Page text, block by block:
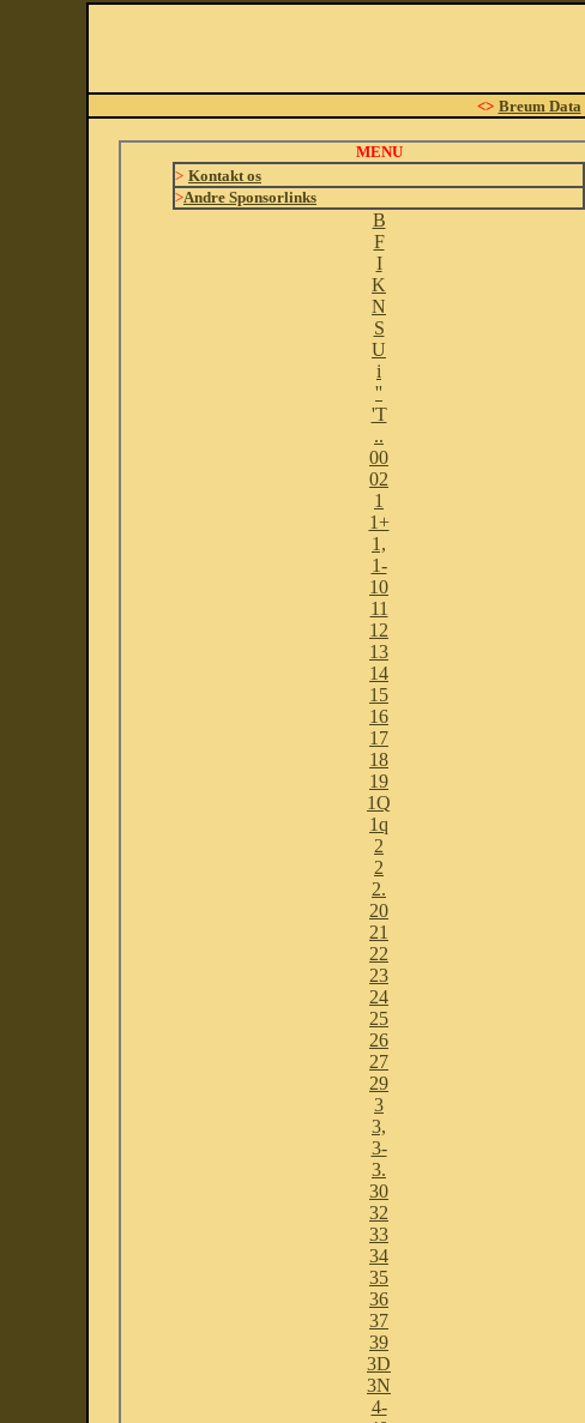
<> Breum Data
MENU
> Kontakt os
>Andre Sponsorlinks
B
F
I
K
N
S
U
i
''
'T
..
00
02
1
1+
1,
1-
10
11
12
13
14
15
16
17
18
19
1Q
1q
2
2
2.
20
21
22
23
24
25
26
27
29
3
3,
3-
3.
30
32
33
34
35
36
37
39
3D
3N
4-